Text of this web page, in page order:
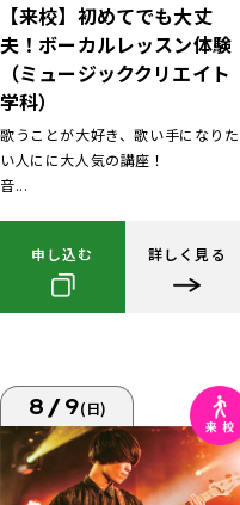
【来校】初めてでも大丈
夫！ボーカルレッスン体験
（ミュージッククリエイト
学科）
歌うことが大好き、歌い手になりた
い人にに大人気の講座！
音...
申し込む 詳しく見る
8/9(日)